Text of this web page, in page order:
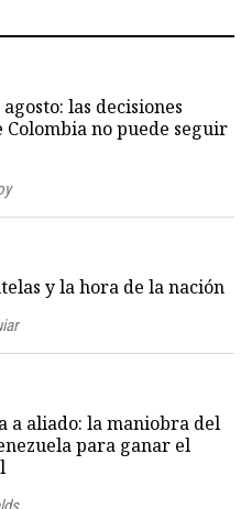
las decisiones
Colombia no puede seguir
y la hora de la nación
a aliado: la maniobra del
para ganar el